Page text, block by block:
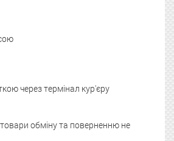
через термінал кур'єру
товари обміну та поверненню не